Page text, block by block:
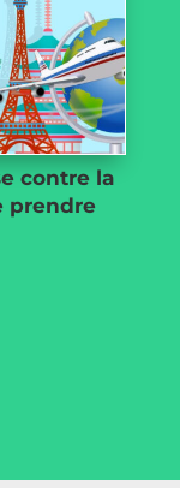
contre la
prendre